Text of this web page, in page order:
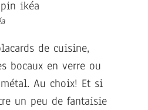
de cuisine,
bocaux en verre ou
Au choix! Et si
un peu de fantaisie